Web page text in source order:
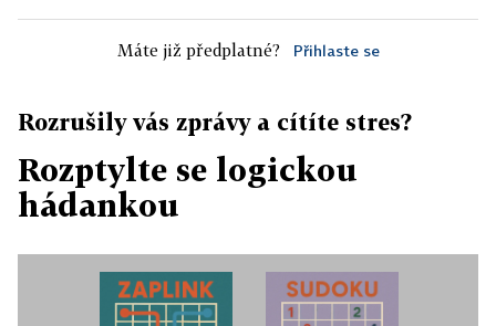
Máte již předplatné? Přihlaste se
Rozrušily vás zprávy a cítíte stres?
Rozptylte se logickou
hádankou